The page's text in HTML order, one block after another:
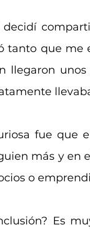
tanto que me
llegaron
fue que
más y en
o
Es